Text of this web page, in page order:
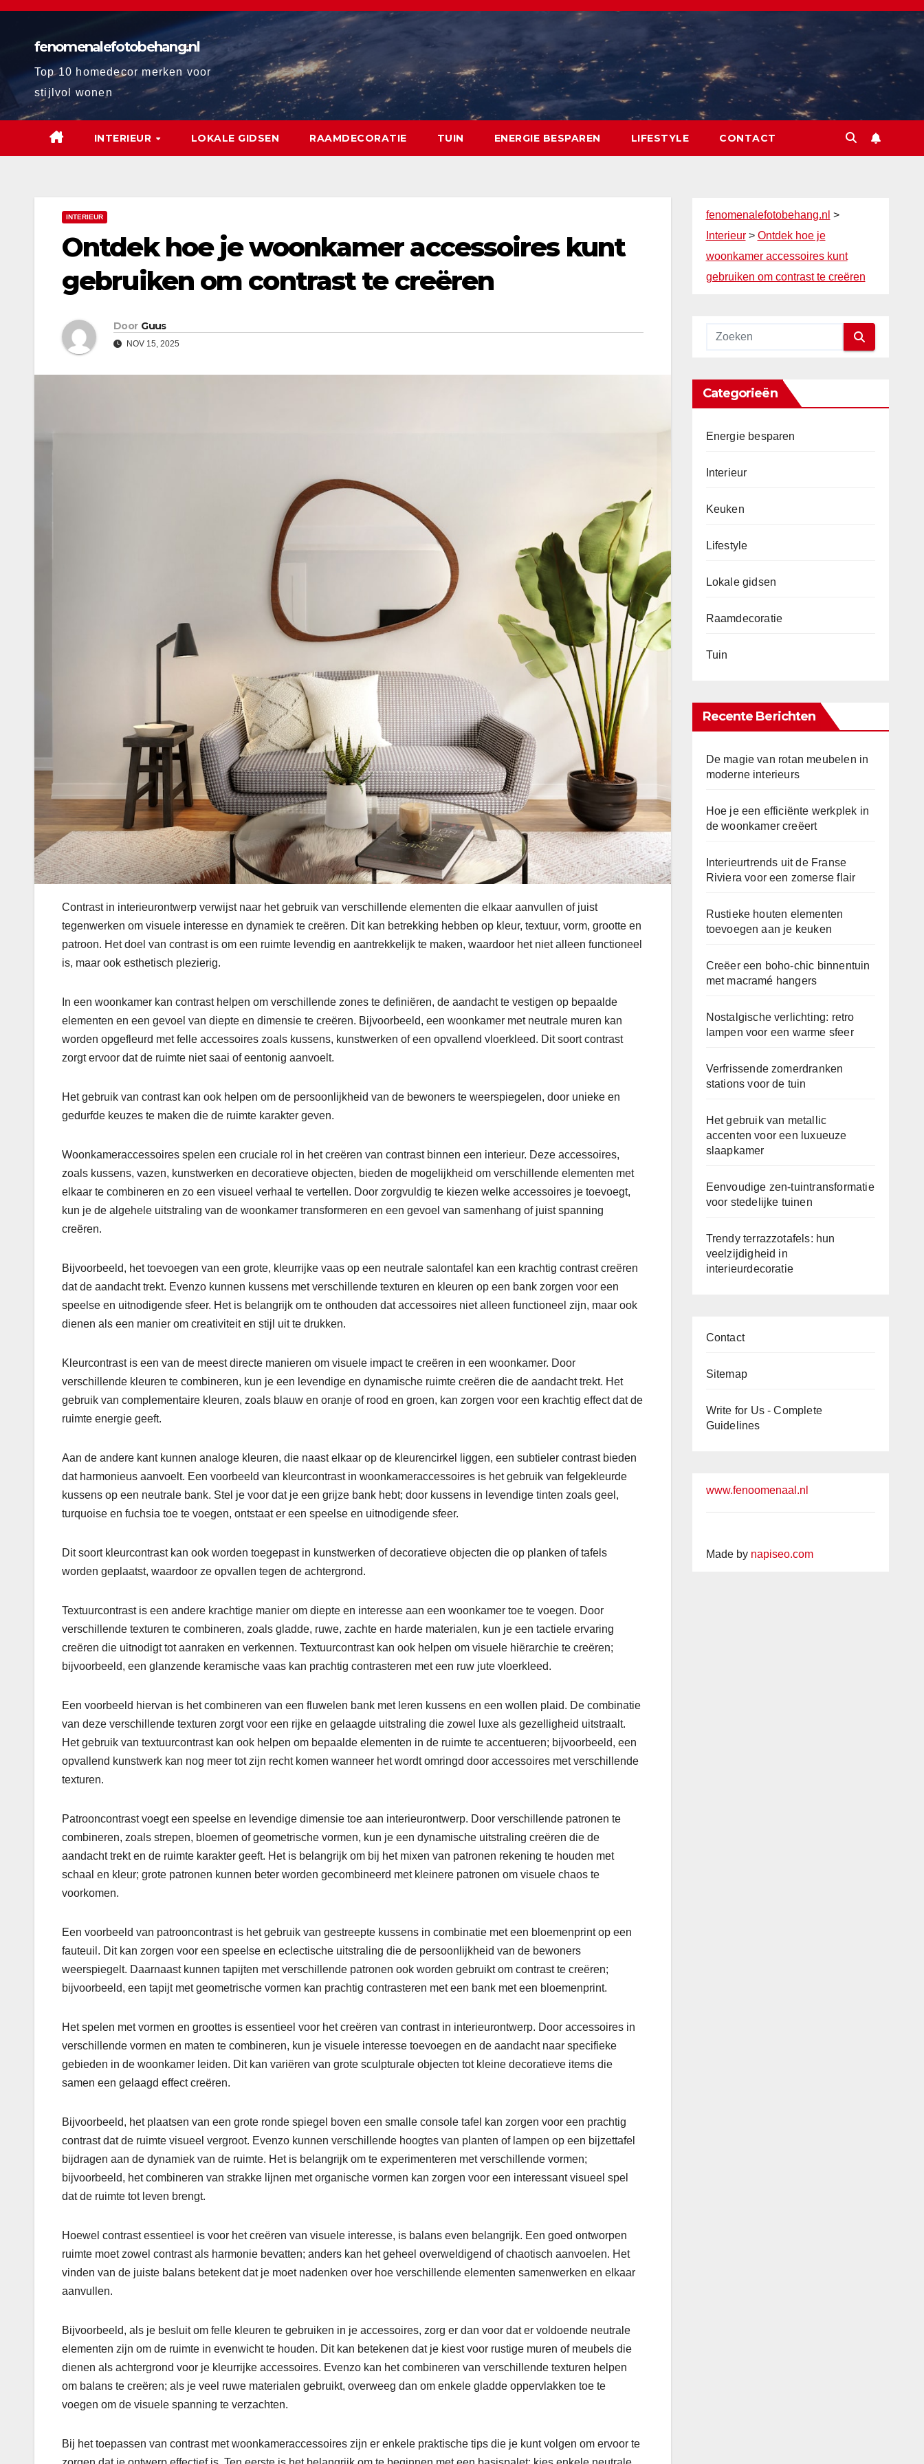
Ga
fenomenalefotobehang.nl
Top 10 homedecor merken voor
stijlvol wonen
INTERIEUR LOKALE GIDSEN RAAMDECORATIE TUIN ENERGIE BESPAREN LIFESTYLE CONTACT
INTERIEUR
Ontdek hoe je woonkamer accessoires kunt
gebruiken om contrast te creëren
Door Guus
NOV 15, 2025
Contrast in interieurontwerp verwijst naar het gebruik van verschillende elementen die elkaar aanvullen of juist
tegenwerken om visuele interesse en dynamiek te creëren. Dit kan betrekking hebben op kleur, textuur, vorm, grootte en
patroon. Het doel van contrast is om een ruimte levendig en aantrekkelijk te maken, waardoor het niet alleen functioneel
is, maar ook esthetisch plezierig.
In een woonkamer kan contrast helpen om verschillende zones te definiëren, de aandacht te vestigen op bepaalde
elementen en een gevoel van diepte en dimensie te creëren. Bijvoorbeeld, een woonkamer met neutrale muren kan
worden opgefleurd met felle accessoires zoals kussens, kunstwerken of een opvallend vloerkleed. Dit soort contrast
zorgt ervoor dat de ruimte niet saai of eentonig aanvoelt.
Het gebruik van contrast kan ook helpen om de persoonlijkheid van de bewoners te weerspiegelen, door unieke en
gedurfde keuzes te maken die de ruimte karakter geven.
Woonkameraccessoires spelen een cruciale rol in het creëren van contrast binnen een interieur. Deze accessoires,
zoals kussens, vazen, kunstwerken en decoratieve objecten, bieden de mogelijkheid om verschillende elementen met
elkaar te combineren en zo een visueel verhaal te vertellen. Door zorgvuldig te kiezen welke accessoires je toevoegt,
kun je de algehele uitstraling van de woonkamer transformeren en een gevoel van samenhang of juist spanning
creëren.
Bijvoorbeeld, het toevoegen van een grote, kleurrijke vaas op een neutrale salontafel kan een krachtig contrast creëren
dat de aandacht trekt. Evenzo kunnen kussens met verschillende texturen en kleuren op een bank zorgen voor een
speelse en uitnodigende sfeer. Het is belangrijk om te onthouden dat accessoires niet alleen functioneel zijn, maar ook
dienen als een manier om creativiteit en stijl uit te drukken.
Kleurcontrast is een van de meest directe manieren om visuele impact te creëren in een woonkamer. Door
verschillende kleuren te combineren, kun je een levendige en dynamische ruimte creëren die de aandacht trekt. Het
gebruik van complementaire kleuren, zoals blauw en oranje of rood en groen, kan zorgen voor een krachtig effect dat de
ruimte energie geeft.
Aan de andere kant kunnen analoge kleuren, die naast elkaar op de kleurencirkel liggen, een subtieler contrast bieden
dat harmonieus aanvoelt. Een voorbeeld van kleurcontrast in woonkameraccessoires is het gebruik van felgekleurde
kussens op een neutrale bank. Stel je voor dat je een grijze bank hebt; door kussens in levendige tinten zoals geel,
turquoise en fuchsia toe te voegen, ontstaat er een speelse en uitnodigende sfeer.
Dit soort kleurcontrast kan ook worden toegepast in kunstwerken of decoratieve objecten die op planken of tafels
worden geplaatst, waardoor ze opvallen tegen de achtergrond.
Textuurcontrast is een andere krachtige manier om diepte en interesse aan een woonkamer toe te voegen. Door
verschillende texturen te combineren, zoals gladde, ruwe, zachte en harde materialen, kun je een tactiele ervaring
creëren die uitnodigt tot aanraken en verkennen. Textuurcontrast kan ook helpen om visuele hiërarchie te creëren;
bijvoorbeeld, een glanzende keramische vaas kan prachtig contrasteren met een ruw jute vloerkleed.
Een voorbeeld hiervan is het combineren van een fluwelen bank met leren kussens en een wollen plaid. De combinatie
van deze verschillende texturen zorgt voor een rijke en gelaagde uitstraling die zowel luxe als gezelligheid uitstraalt.
Het gebruik van textuurcontrast kan ook helpen om bepaalde elementen in de ruimte te accentueren; bijvoorbeeld, een
opvallend kunstwerk kan nog meer tot zijn recht komen wanneer het wordt omringd door accessoires met verschillende
texturen.
Patrooncontrast voegt een speelse en levendige dimensie toe aan interieurontwerp. Door verschillende patronen te
combineren, zoals strepen, bloemen of geometrische vormen, kun je een dynamische uitstraling creëren die de
aandacht trekt en de ruimte karakter geeft. Het is belangrijk om bij het mixen van patronen rekening te houden met
schaal en kleur; grote patronen kunnen beter worden gecombineerd met kleinere patronen om visuele chaos te
voorkomen.
Een voorbeeld van patrooncontrast is het gebruik van gestreepte kussens in combinatie met een bloemenprint op een
fauteuil. Dit kan zorgen voor een speelse en eclectische uitstraling die de persoonlijkheid van de bewoners
weerspiegelt. Daarnaast kunnen tapijten met verschillende patronen ook worden gebruikt om contrast te creëren;
bijvoorbeeld, een tapijt met geometrische vormen kan prachtig contrasteren met een bank met een bloemenprint.
Het spelen met vormen en groottes is essentieel voor het creëren van contrast in interieurontwerp. Door accessoires in
verschillende vormen en maten te combineren, kun je visuele interesse toevoegen en de aandacht naar specifieke
gebieden in de woonkamer leiden. Dit kan variëren van grote sculpturale objecten tot kleine decoratieve items die
samen een gelaagd effect creëren.
Bijvoorbeeld, het plaatsen van een grote ronde spiegel boven een smalle console tafel kan zorgen voor een prachtig
contrast dat de ruimte visueel vergroot. Evenzo kunnen verschillende hoogtes van planten of lampen op een bijzettafel
bijdragen aan de dynamiek van de ruimte. Het is belangrijk om te experimenteren met verschillende vormen;
bijvoorbeeld, het combineren van strakke lijnen met organische vormen kan zorgen voor een interessant visueel spel
dat de ruimte tot leven brengt.
Hoewel contrast essentieel is voor het creëren van visuele interesse, is balans even belangrijk. Een goed ontworpen
ruimte moet zowel contrast als harmonie bevatten; anders kan het geheel overweldigend of chaotisch aanvoelen. Het
vinden van de juiste balans betekent dat je moet nadenken over hoe verschillende elementen samenwerken en elkaar
aanvullen.
Bijvoorbeeld, als je besluit om felle kleuren te gebruiken in je accessoires, zorg er dan voor dat er voldoende neutrale
elementen zijn om de ruimte in evenwicht te houden. Dit kan betekenen dat je kiest voor rustige muren of meubels die
dienen als achtergrond voor je kleurrijke accessoires. Evenzo kan het combineren van verschillende texturen helpen
om balans te creëren; als je veel ruwe materialen gebruikt, overweeg dan om enkele gladde oppervlakken toe te
voegen om de visuele spanning te verzachten.
Bij het toepassen van contrast met woonkameraccessoires zijn er enkele praktische tips die je kunt volgen om ervoor te
fenomenalefotobehang.nl >
Interieur> Ontdek hoe je
woonkamer accessoires kunt
gebruiken om contrast te creëren
Categorieën
Energie besparen
Interieur
Keuken
Lifestyle
Lokale gidsen
Raamdecoratie
Tuin
Recente Berichten
De magie van rotan meubelen in
moderne interieurs
Hoe je een efficiënte werkplek in
de woonkamer creëert
Interieurtrends uit de Franse
Riviera voor een zomerse flair
Rustieke houten elementen
toevoegen aan je keuken
Creëer een boho-chic binnentuin
met macramé hangers
Nostalgische verlichting: retro
lampen voor een warme sfeer
Verfrissende zomerdranken
stations voor de tuin
Het gebruik van metallic
accenten voor een luxueuze
slaapkamer
Eenvoudige zen-tuintransformatie
voor stedelijke tuinen
Trendy terrazzotafels: hun
veelzijdigheid in
interieurdecoratie
Contact
Sitemap
Write for Us - Complete
Guidelines
www.fenoomenaal.nl
Made by napiseo.com